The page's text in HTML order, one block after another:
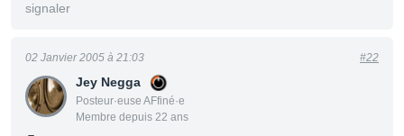
signaler
Jey Negga
Posteur·euse AFfiné·e
Membre depuis 22 ans
02 Janvier 2005 à 21:03 #22